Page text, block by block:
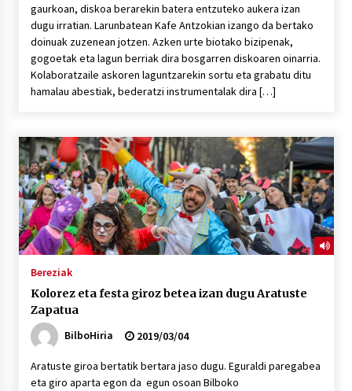
gaurkoan, diskoa berarekin batera entzuteko aukera izan
dugu irratian. Larunbatean Kafe Antzokian izango da bertako
doinuak zuzenean jotzen. Azken urte biotako bizipenak,
gogoetak eta lagun berriak dira bosgarren diskoaren oinarria.
Kolaboratzaile askoren laguntzarekin sortu eta grabatu ditu
hamalau abestiak, bederatzi instrumentalak dira […]
Bereziak
Kolorez eta festa giroz betea izan dugu Aratuste
Zapatua
BilboHiria
2019/03/04
Aratuste giroa bertatik bertara jaso dugu. Eguraldi paregabea
eta giro aparta egon da egun osoan Bilboko